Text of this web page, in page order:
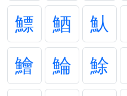
鰾
鯂 魜
鱠
鯩 鮽